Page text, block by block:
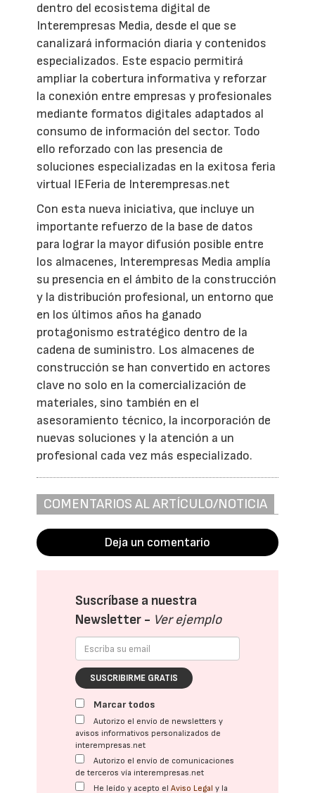
dentro del ecosistema digital de
Interempresas Media, desde el que se
canalizará información diaria y contenidos
especializados. Este espacio permitirá
ampliar la cobertura informativa y reforzar
la conexión entre empresas y profesionales
mediante formatos digitales adaptados al
consumo de información del sector. Todo
ello reforzado con las presencia de
soluciones especializadas en la exitosa feria
virtual IEFeria de Interempresas.net
Con esta nueva iniciativa, que incluye un
importante refuerzo de la base de datos
para lograr la mayor difusión posible entre
los almacenes, Interempresas Media amplía
su presencia en el ámbito de la construcción
y la distribución profesional, un entorno que
en los últimos años ha ganado
protagonismo estratégico dentro de la
cadena de suministro. Los almacenes de
construcción se han convertido en actores
clave no solo en la comercialización de
materiales, sino también en el
asesoramiento técnico, la incorporación de
nuevas soluciones y la atención a un
profesional cada vez más especializado.
COMENTARIOS AL ARTÍCULO/NOTICIA
Deja un comentario
Suscríbase a nuestra
Newsletter - Ver ejemplo
SUSCRIBIRME GRATIS
Marcar todos
Autorizo el envío de newsletters y
avisos informativos personalizados de
interempresas.net
Autorizo el envío de comunicaciones
de terceros vía interempresas.net
He leído y acepto elAviso Legal y la